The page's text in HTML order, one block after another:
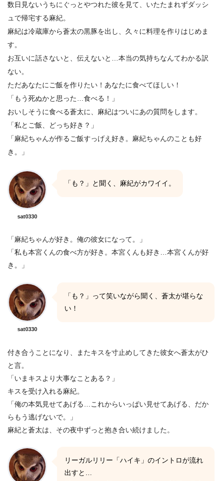
数日見ないうちにぐっとやつれた彼を見て、いたたまれずダッシ
ュで帰宅する麻紀。
麻紀は冷蔵庫から蒼太の黒豚を出し、久々に料理を作りはじめま
す。
お互いに話さないと、伝えないと…本当の気持ちなんてわかる訳
ない。
ただあなたにご飯を作りたい！あなたに食べてほしい！
「もう死ぬかと思った…食べる！」
おいしそうに食べる蒼太に、麻紀はついにあの質問をします。
「私とご飯、どっち好き？」
「麻紀ちゃんが作るご飯すっげえ好き。麻紀ちゃんのことも好
き。」
sat0330
「も？」と聞く、麻紀がカワイイ。
「麻紀ちゃんが好き。俺の彼女になって。」
「私も本宮くんの食べ方が好き。本宮くんも好き…本宮くんが好
き。」
sat0330
「も？」って笑いながら聞く、蒼太が堪らな
い！
付き合うことになり、またキスを寸止めしてきた彼女へ蒼太がひ
と言。
「いまキスより大事なことある？」
キスを受け入れる麻紀。
「俺の本気見せてあげる…これからいっぱい見せてあげる、だか
らもう逃げないで。」
麻紀と蒼太は、その夜中ずっと抱き合い続けました。
リーガルリリー「ハイキ」のイントロが流れ
出すと…